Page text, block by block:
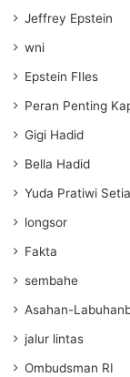
Jeffrey Epstein
wni
Epstein FIles
Peran Penting
Gigi Hadid
Bella Hadid
Yuda Pratiwi
longsor
Fakta
sembahe
Asahan-
jalur lintas
Ombudsman RI